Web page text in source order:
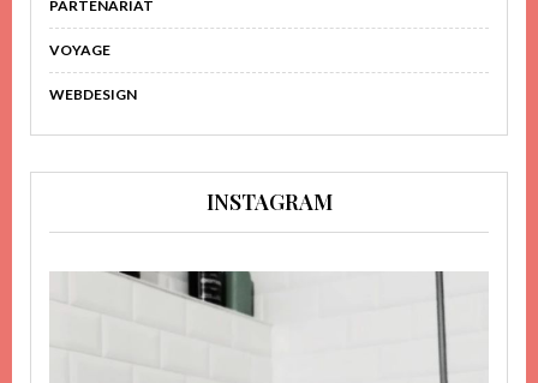
PARTENARIAT
VOYAGE
WEBDESIGN
INSTAGRAM